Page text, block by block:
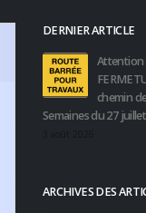
DERNIER ARTICLE
Attention
chemin
Semaines du 27
ARCHIVES DES